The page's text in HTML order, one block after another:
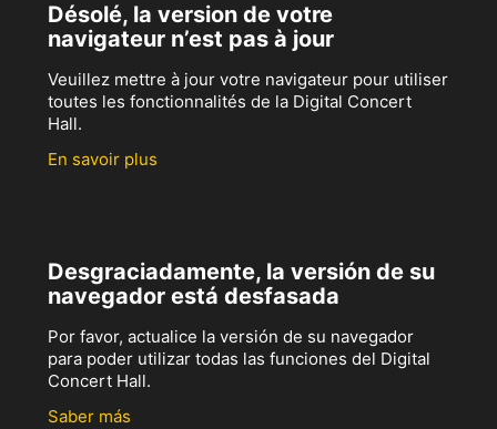
Désolé, la version de votre
navigateur n’est pas à jour
Veuillez mettre à jour votre navigateur pour utiliser
toutes les fonctionnalités de la Digital Concert
Hall.
En savoir plus
Desgraciadamente, la versión de su
navegador está desfasada
Por favor, actualice la versión de su navegador
para poder utilizar todas las funciones del Digital
Concert Hall.
Saber más